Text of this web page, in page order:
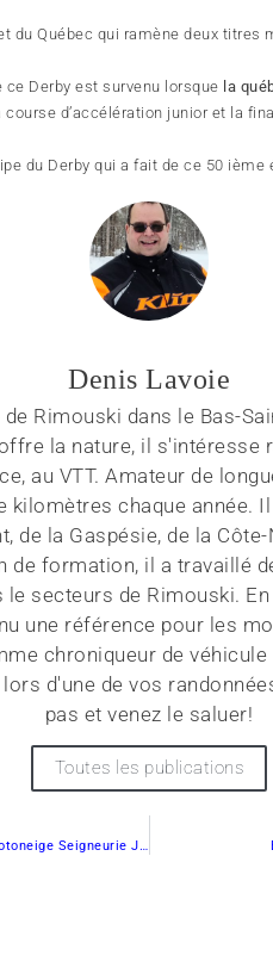
du Québec qui ramène deux titres
Derby est survenu lorsque la
d’accélération junior et la
du Derby qui a fait de ce 50 ième
Denis Lavoie
Rimouski dans le Bas-
la nature, il s'intéresse
au VTT. Amateur de
kilomètres chaque année.
de la Gaspésie, de la
de formation, il a travaillé
secteurs de Rimouski.
une référence pour les
chroniqueur de
d'une de vos
pas et venez le saluer!
Toutes les publications
Un nouveau pont pour le Club de motoneige Seigneurie Joly